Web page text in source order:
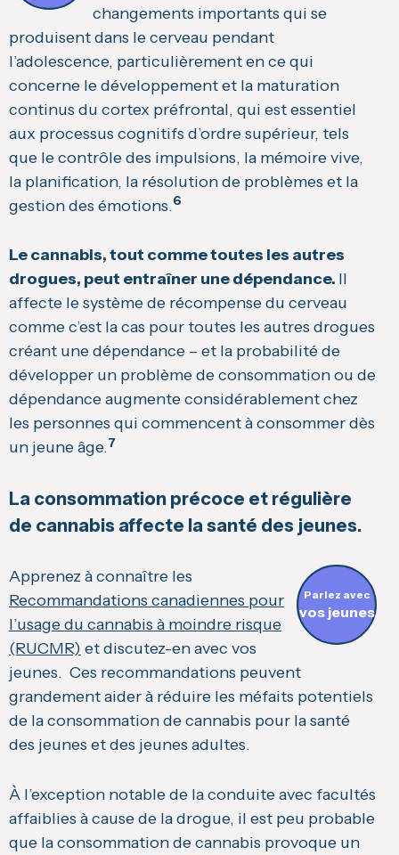
changements importants qui se
produisent dans le cerveau pendant
l’adolescence, particulièrement en ce qui
concerne le développement et la maturation
continus du cortex préfrontal, qui est essentiel
aux processus cognitifs d’ordre supérieur, tels
que le contrôle des impulsions, la mémoire vive,
la planification, la résolution de problèmes et la
gestion des émotions.6
Le cannabis, tout comme toutes les autres
drogues, peut entraîner une dépendance. Il
affecte le système de récompense du cerveau
comme c’est la cas pour toutes les autres drogues
créant une dépendance – et la probabilité de
développer un problème de consommation ou de
dépendance augmente considérablement chez
les personnes qui commencent à consommer dès
un jeune âge.7
La consommation précoce et régulière
de cannabis affecte la santé des jeunes.
Parlez avec
vos jeunes
Apprenez à connaître les
Recommandations canadiennes pour
l’usage du cannabis à moindre risque
(RUCMR) et discutez-en avec vos
jeunes. Ces recommandations peuvent
grandement aider à réduire les méfaits potentiels
de la consommation de cannabis pour la santé
des jeunes et des jeunes adultes.
À l’exception notable de la conduite avec facultés
affaiblies à cause de la drogue, il est peu probable
que la consommation de cannabis provoque un